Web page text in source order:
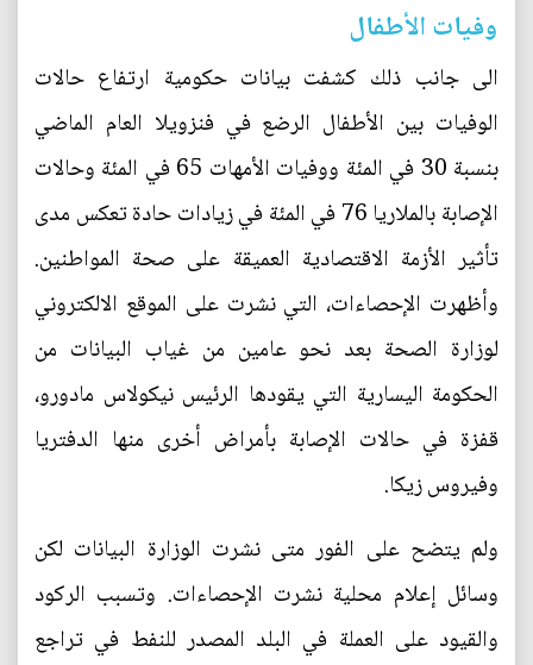
وفيات الأطفال
الى جانب ذلك كشفت بيانات حكومية ارتفاع حالات
الوفيات بين الأطفال الرضع في فنزويلا العام الماضي
بنسبة 30 في المئة ووفيات الأمهات 65 في المئة وحالات
الإصابة بالملاريا 76 في المئة في زيادات حادة تعكس مدى
تأثير الأزمة الاقتصادية العميقة على صحة المواطنين.
وأظهرت الإحصاءات، التي نشرت على الموقع الالكتروني
لوزارة الصحة بعد نحو عامين من غياب البيانات من
الحكومة اليسارية التي يقودها الرئيس نيكولاس مادورو،
قفزة في حالات الإصابة بأمراض أخرى منها الدفتريا
وفيروس زيكا.
ولم يتضح على الفور متى نشرت الوزارة البيانات لكن
وسائل إعلام محلية نشرت الإحصاءات. وتسبب الركود
والقيود على العملة في البلد المصدر للنفط في تراجع